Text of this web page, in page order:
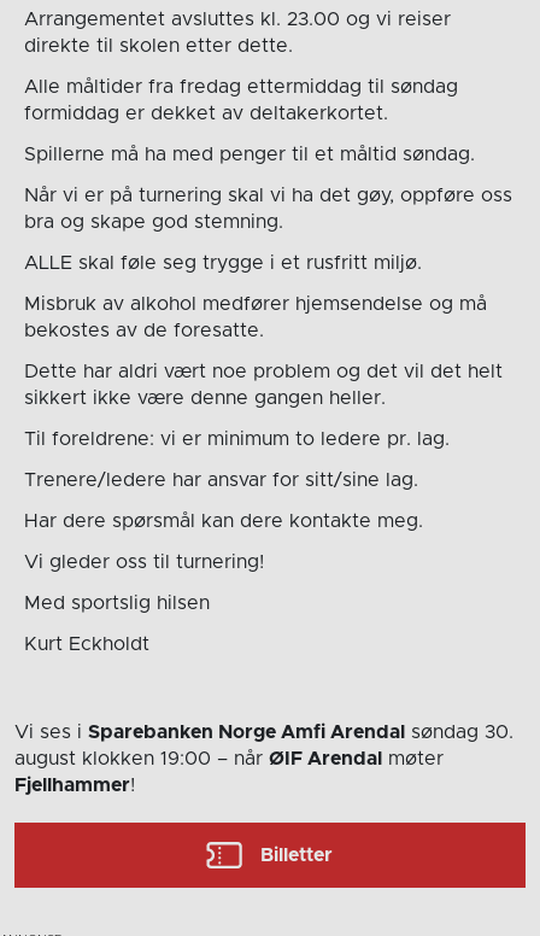
Arrangementet avsluttes kl. 23.00 og vi reiser
direkte til skolen etter dette.
Alle måltider fra fredag ettermiddag til søndag
formiddag er dekket av deltakerkortet.
Spillerne må ha med penger til et måltid søndag.
Når vi er på turnering skal vi ha det gøy, oppføre oss
bra og skape god stemning.
ALLE skal føle seg trygge i et rusfritt miljø.
Misbruk av alkohol medfører hjemsendelse og må
bekostes av de foresatte.
Dette har aldri vært noe problem og det vil det helt
sikkert ikke være denne gangen heller.
Til foreldrene: vi er minimum to ledere pr. lag.
Trenere/ledere har ansvar for sitt/sine lag.
Har dere spørsmål kan dere kontakte meg.
Vi gleder oss til turnering!
Med sportslig hilsen
Kurt Eckholdt
Vi ses i Sparebanken Norge Amfi Arendal
søndag 30.
august klokken 19:00 – når ØIF Arendal
møter
Fjellhammer!
Billetter